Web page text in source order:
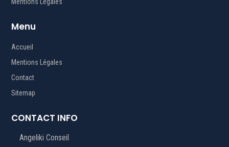
Mentions Légales
Menu
Accueil
Mentions Légales
Contact
Sitemap
CONTACT INFO
Angeliki Conseil